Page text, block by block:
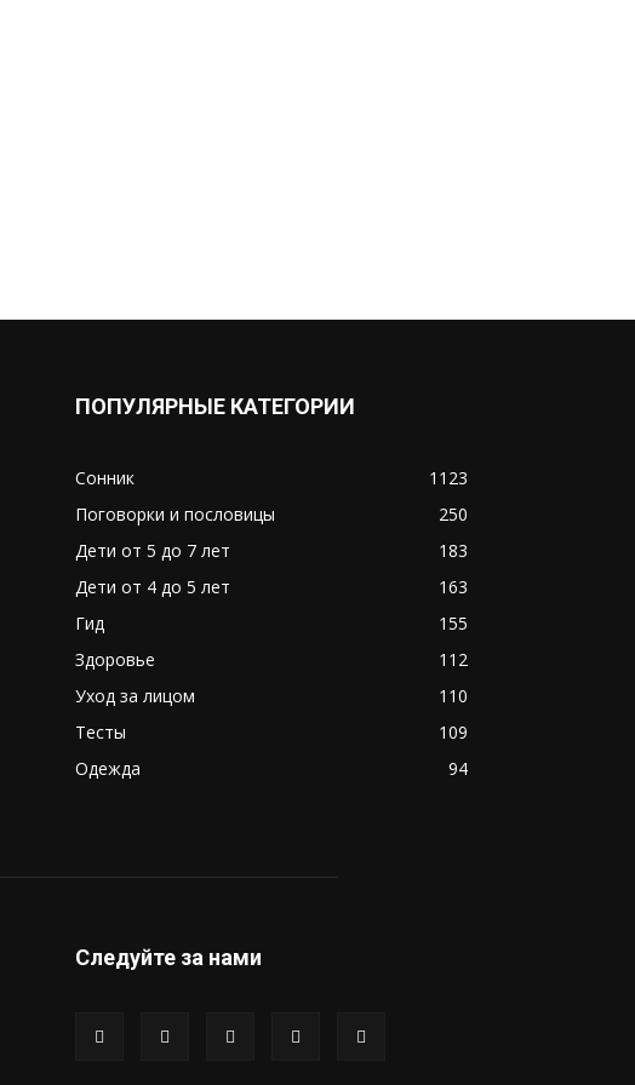
ПОПУЛЯРНЫЕ КАТЕГОРИИ
Сонник
1123
Поговорки и пословицы
250
Дети от 5 до 7 лет
183
Дети от 4 до 5 лет
163
Гид
155
Здоровье
112
Уход за лицом
110
Тесты
109
Одежда
94
Следуйте за нами